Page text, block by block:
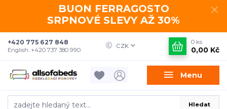
BUON FERRAGOSTO
SRPNOVÉ SLEVY AŽ 30%
Menu
CZK
Hledat
+420 775 627 848
English: +420 737 380 990
0 ks
0,00 Kč